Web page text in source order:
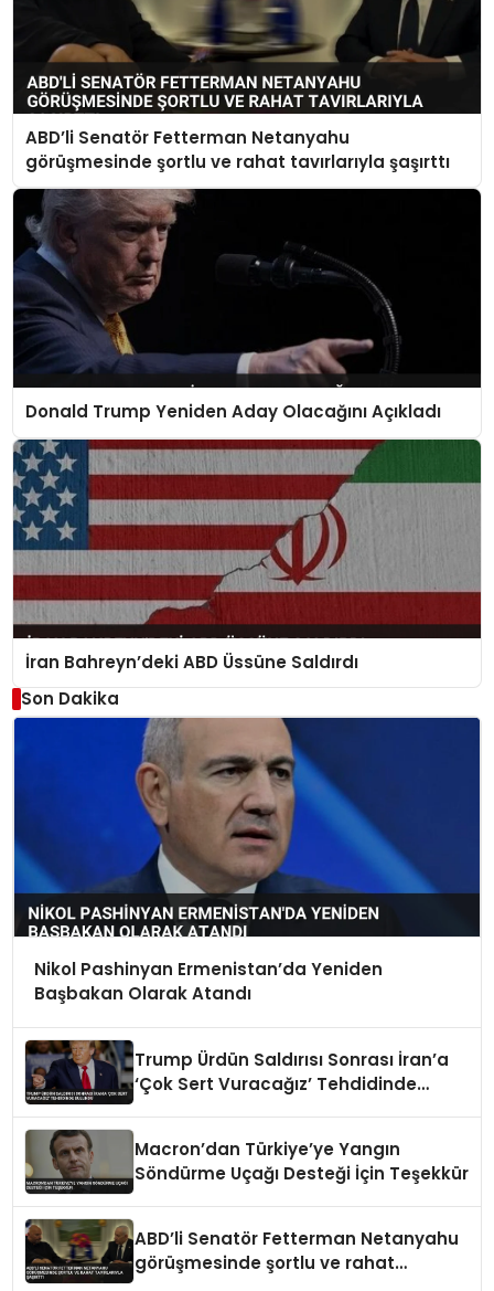
ABD’li Senatör Fetterman Netanyahu
görüşmesinde şortlu ve rahat tavırlarıyla şaşırttı
Donald Trump Yeniden Aday Olacağını Açıkladı
İran Bahreyn’deki ABD Üssüne Saldırdı
Son Dakika
Nikol Pashinyan Ermenistan’da Yeniden
Başbakan Olarak Atandı
Trump Ürdün Saldırısı Sonrası İran’a
‘Çok Sert Vuracağız’ Tehdidinde
Macron’dan Türkiye’ye Yangın
Söndürme Uçağı Desteği İçin Teşekkür
ABD’li Senatör Fetterman Netanyahu
görüşmesinde şortlu ve rahat